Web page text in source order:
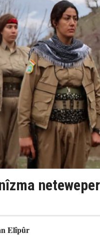
Elîpûr